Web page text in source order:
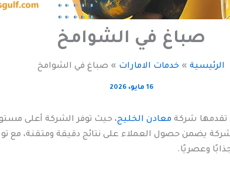
صباغ في الشوامخ
الرئيسية خدمات الامارات صباغ في الشوامخ
16 مايو، 2026
تقدمها شركة معادن الخليج، حيث توفر الشركة أعلى
يضمن حصول العملاء على نتائج دقيقة ومتقنة، مع
وعصريًا.